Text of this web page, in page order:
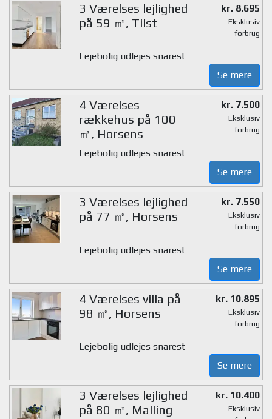
3 Værelses lejlighed
på 59 ㎡, Tilst
kr. 8.695
Eksklusiv
forbrug
Lejebolig udlejes snarest
Se mere
4 Værelses
rækkehus på 100
㎡, Horsens
kr. 7.500
Eksklusiv
forbrug
Lejebolig udlejes snarest
Se mere
3 Værelses lejlighed
på 77 ㎡, Horsens
kr. 7.550
Eksklusiv
forbrug
Lejebolig udlejes snarest
Se mere
4 Værelses villa på
98 ㎡, Horsens
kr. 10.895
Eksklusiv
forbrug
Lejebolig udlejes snarest
Se mere
3 Værelses lejlighed
på 80 ㎡, Malling
kr. 10.400
Eksklusiv